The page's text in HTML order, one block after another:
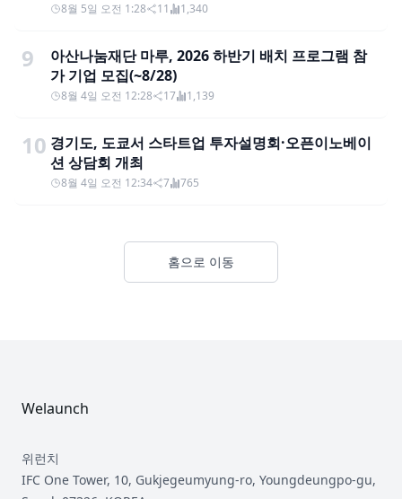
8월 5일 오전 1:28 11 1,340
9
아산나눔재단 마루, 2026 하반기 배치 프로그램 참
가 기업 모집(~8/28)
8월 4일 오전 12:28 17 1,139
10 경기도, 도쿄서 스타트업 투자설명회·오픈이노베이
션 상담회 개최
8월 4일 오전 12:34 7 765
홈으로 이동
Welaunch
위런치
IFC One Tower, 10, Gukjegeumyung-ro, Youngdeungpo-gu,